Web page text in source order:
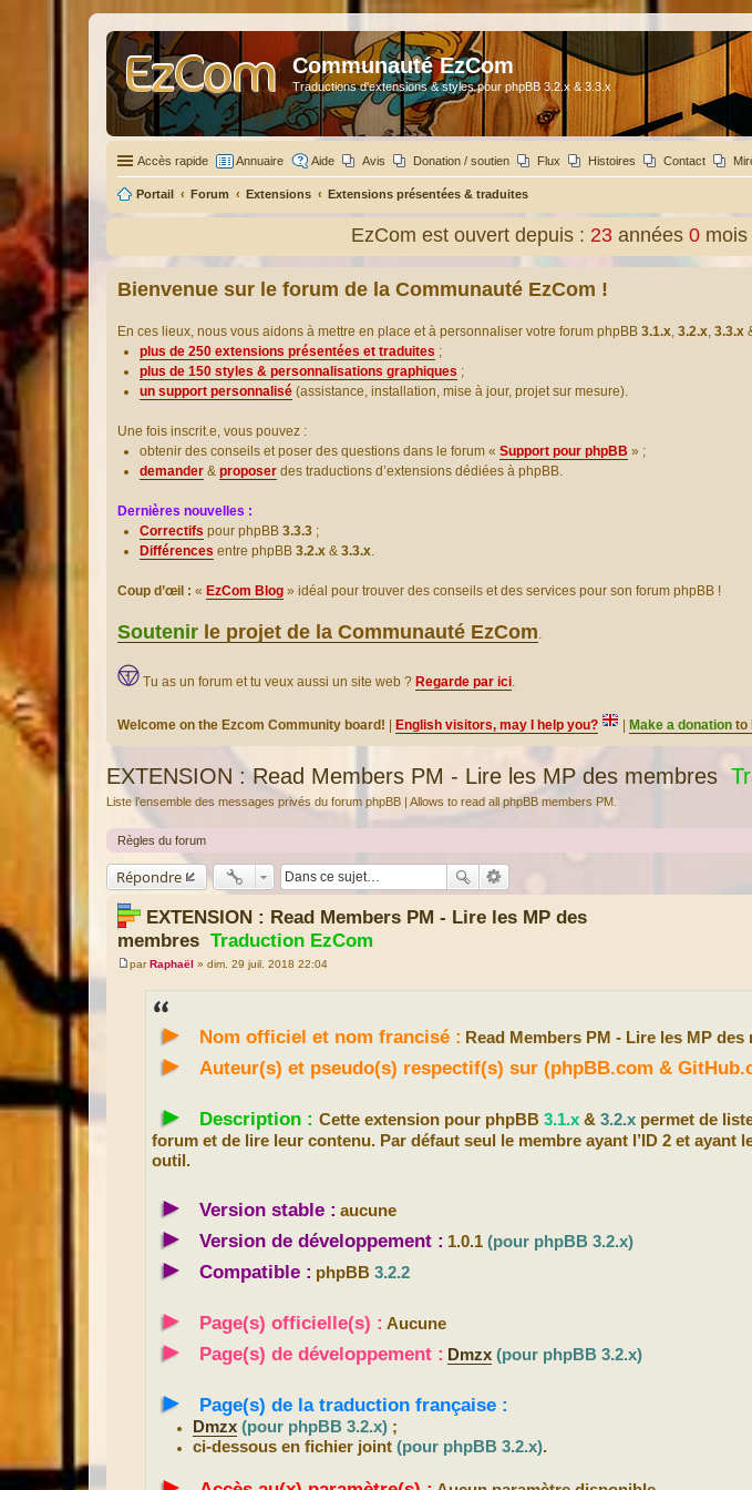
Communauté EzCom
Traductions d'extensions & styles pour phpBB 3.2.x & 3.3.x
Accès rapide Annuaire Aide Avis Donation / soutien Flux Histoires Contact
Portail Forum Extensions Extensions présentées & traduites
EzCom est ouvert depuis : 23 années0 mois
Bienvenue sur le forum de la Communauté EzCom !
En ces lieux, nous vous aidons à mettre en place et à personnaliser votre forum phpBB 3.1.x, 3.2.x, 3.3.x
plus de 250 extensions présentées et traduites ;
plus de 150 styles & personnalisations graphiques ;
un support personnalisé (assistance, installation, mise à jour, projet sur mesure).
Une fois inscrit.e, vous pouvez :
obtenir des conseils et poser des questions dans le forum « Support pour phpBB » ;
demander & proposer des traductions d’extensions dédiées à phpBB.
Dernières nouvelles :
Correctifs pour phpBB 3.3.3 ;
Différences entre phpBB 3.2.x & 3.3.x.
Coup d’œil : « EzCom Blog » idéal pour trouver des conseils et des services pour son forum phpBB !
Soutenir le projet de la Communauté EzCom.
Tu as un forum et tu veux aussi un site web ? Regarde par ici.
Welcome on the Ezcom Community board! English visitors, may I help you? Make a donation to
EXTENSION : Read Members PM - Lire les MP des membres
Liste l’ensemble des messages privés du forum phpBB | Allows to read all phpBB members PM.
Règles du forum
Répondre
EXTENSION : Read Members PM - Lire les MP des
membres Traduction EzCom
M
parRaphaël » dim. 29 juil. 2018 22:04
► Nom officiel et nom francisé : Read Members PM - Lire les MP des
► Auteur(s) et pseudo(s) respectif(s) sur (phpBB.com &
► Description : Cette extension pour phpBB 3.1.x & 3.2.x permet de
forum et de lire leur contenu. Par défaut seul le membre ayant l’ID 2 et
outil.
► Version stable : aucune
► Version de développement : 1.0.1 (pour phpBB 3.2.x)
► Compatible : phpBB 3.2.2
► Page(s) officielle(s) : Aucune
► Page(s) de développement : Dmzx (pour phpBB 3.2.x)
► Page(s) de la traduction française :
Dmzx (pour phpBB 3.2.x) ;
ci-dessous en fichier joint(pour phpBB 3.2.x).